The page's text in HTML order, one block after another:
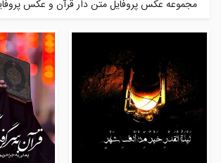
مجموعه عکس پروفایل متن دار قرآن و عکس